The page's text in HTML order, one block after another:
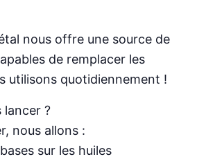
nous offre une source de
de remplacer les
utilisons quotidiennement !
lancer ?
nous allons :
sur les huiles